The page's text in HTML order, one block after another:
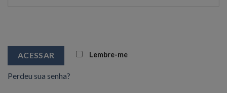
ACESSAR Lembre-me
Perdeu sua senha?